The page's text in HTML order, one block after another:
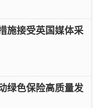
施接受英国媒体采
绿色保险高质量发